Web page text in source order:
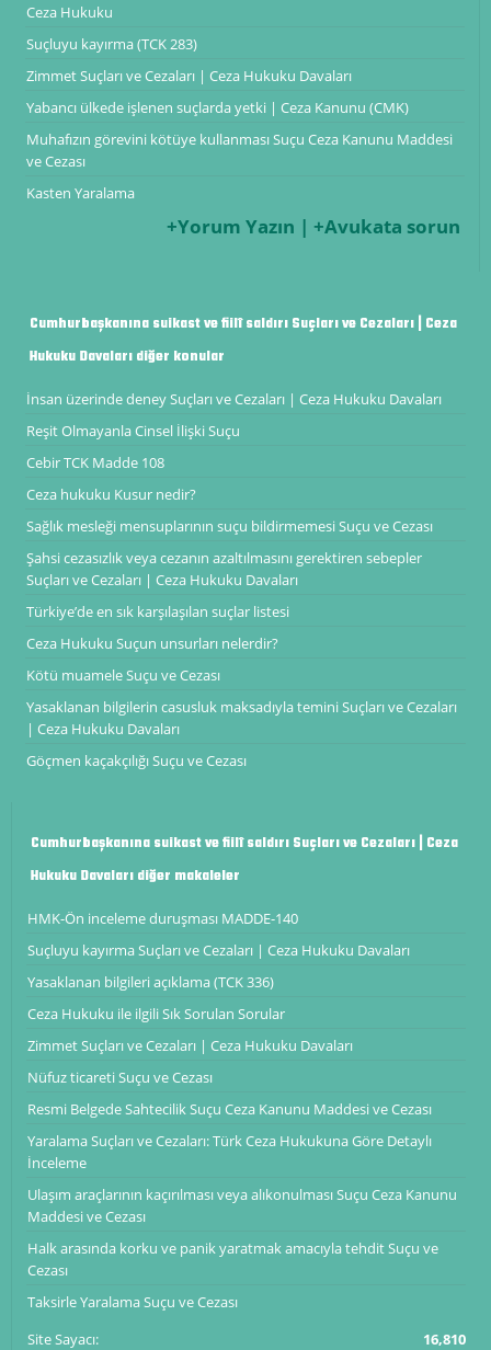
Ceza Hukuku
Suçluyu kayırma (TCK 283)
Zimmet Suçları ve Cezaları | Ceza Hukuku Davaları
Yabancı ülkede işlenen suçlarda yetki | Ceza Kanunu (CMK)
Muhafızın görevini kötüye kullanması Suçu Ceza Kanunu Maddesi
ve Cezası
Kasten Yaralama
+Yorum Yazın | +Avukata sorun
Cumhurbaşkanına suikast ve fiilî saldırı Suçları ve Cezaları | Ceza
Hukuku Davaları diğer konular
İnsan üzerinde deney Suçları ve Cezaları | Ceza Hukuku Davaları
Reşit Olmayanla Cinsel İlişki Suçu
Cebir TCK Madde 108
Ceza hukuku Kusur nedir?
Sağlık mesleği mensuplarının suçu bildirmemesi Suçu ve Cezası
Şahsi cezasızlık veya cezanın azaltılmasını gerektiren sebepler
Suçları ve Cezaları | Ceza Hukuku Davaları
Türkiye’de en sık karşılaşılan suçlar listesi
Ceza Hukuku Suçun unsurları nelerdir?
Kötü muamele Suçu ve Cezası
Yasaklanan bilgilerin casusluk maksadıyla temini Suçları ve Cezaları
| Ceza Hukuku Davaları
Göçmen kaçakçılığı Suçu ve Cezası
Cumhurbaşkanına suikast ve fiilî saldırı Suçları ve Cezaları | Ceza
Hukuku Davaları diğer makaleler
HMK-Ön inceleme duruşması ​MADDE-140
Suçluyu kayırma Suçları ve Cezaları | Ceza Hukuku Davaları
Yasaklanan bilgileri açıklama (TCK 336)
Ceza Hukuku ile ilgili Sık Sorulan Sorular
Zimmet Suçları ve Cezaları | Ceza Hukuku Davaları
Nüfuz ticareti Suçu ve Cezası
Resmi Belgede Sahtecilik Suçu Ceza Kanunu Maddesi ve Cezası
Yaralama Suçları ve Cezaları: Türk Ceza Hukukuna Göre Detaylı
İnceleme
Ulaşım araçlarının kaçırılması veya alıkonulması Suçu Ceza Kanunu
Maddesi ve Cezası
Halk arasında korku ve panik yaratmak amacıyla tehdit Suçu ve
Cezası
Taksirle Yaralama Suçu ve Cezası
Site Sayacı:
16,810